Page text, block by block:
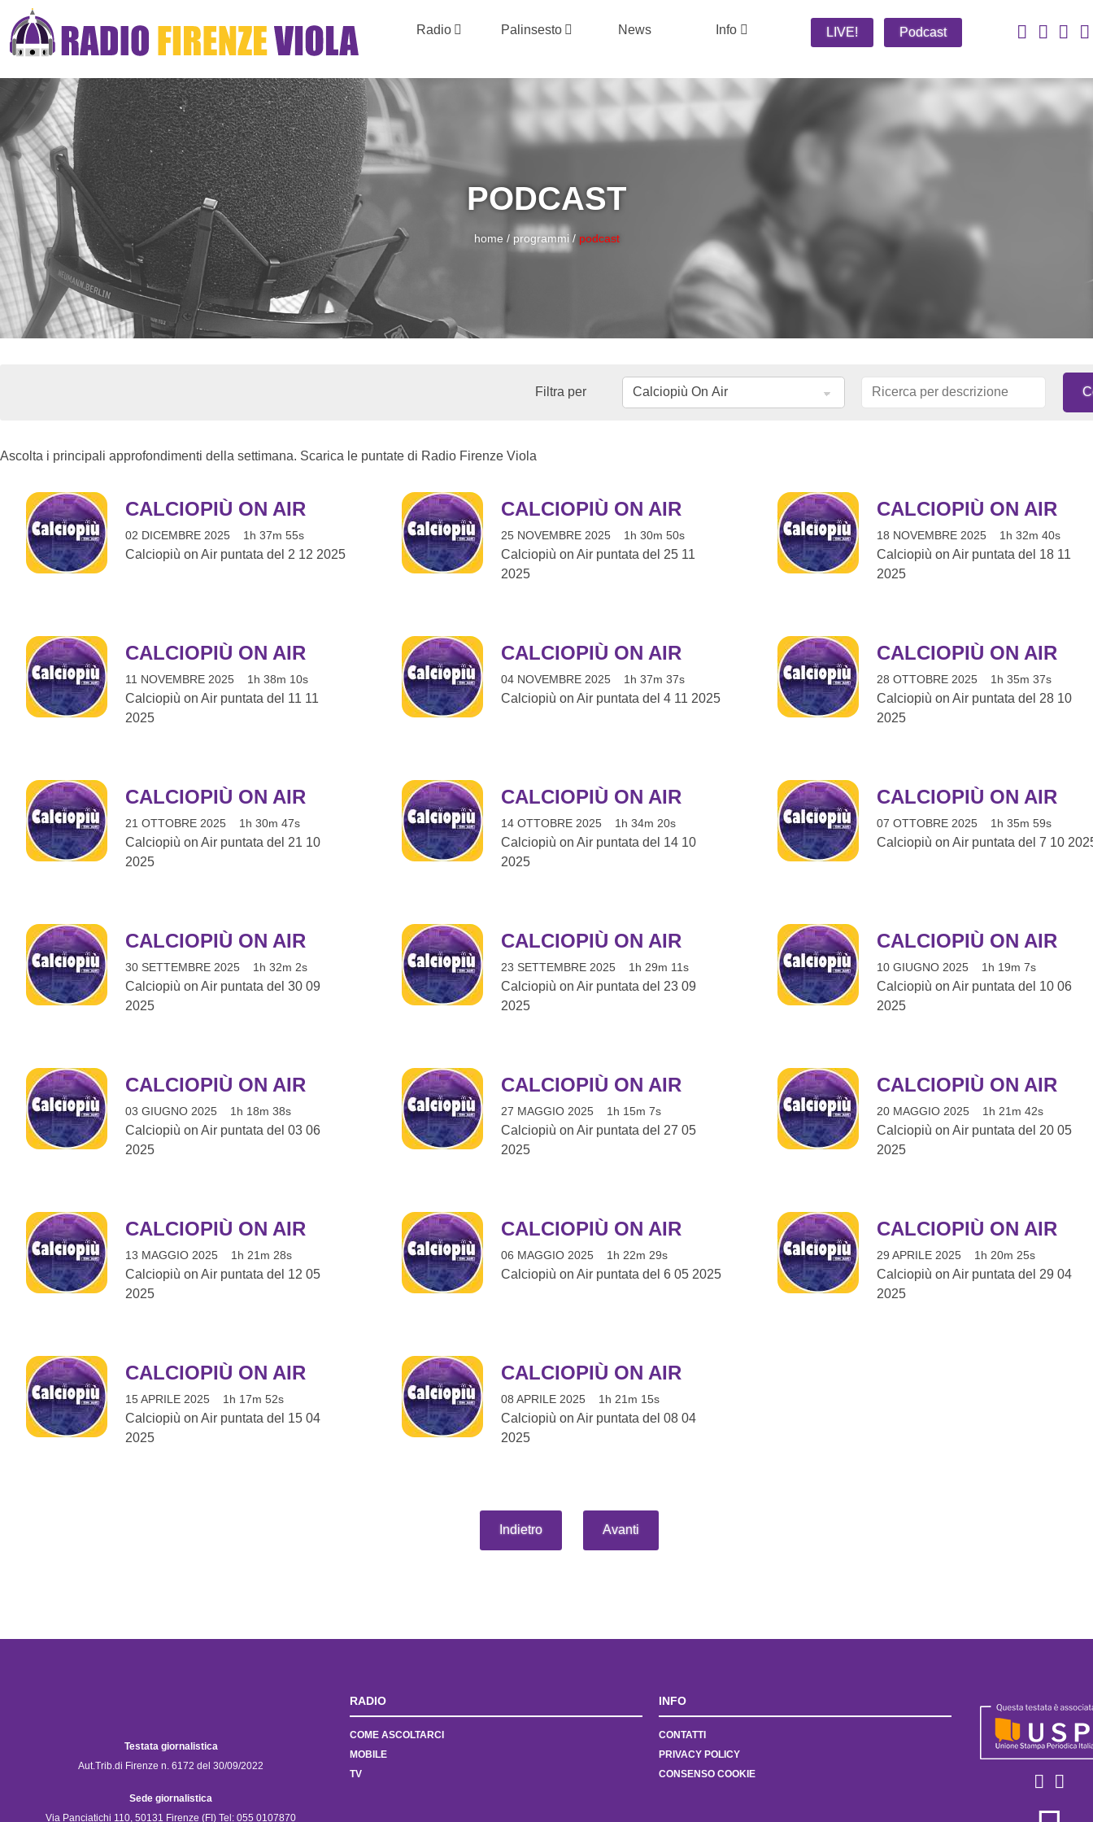
Radio Palinsesto News Info LIVE! Podcast
PODCAST
home / programmi / podcast
Filtra per
Ascolta i principali approfondimenti della settimana. Scarica le puntate di Radio Firenze Viola
CALCIOPIÙ ON AIR
02 DICEMBRE 2025 1h 37m 55s
Calciopiù on Air puntata del 2 12 2025
CALCIOPIÙ ON AIR
25 NOVEMBRE 2025 1h 30m 50s
Calciopiù on Air puntata del 25 11
2025
CALCIOPIÙ ON AIR
18 NOVEMBRE 2025 1h 32m 40s
Calciopiù on Air puntata del 18 11
2025
CALCIOPIÙ ON AIR
11 NOVEMBRE 2025 1h 38m 10s
Calciopiù on Air puntata del 11 11
2025
CALCIOPIÙ ON AIR
04 NOVEMBRE 2025 1h 37m 37s
Calciopiù on Air puntata del 4 11 2025
CALCIOPIÙ ON AIR
28 OTTOBRE 2025 1h 35m 37s
Calciopiù on Air puntata del 28 10
2025
CALCIOPIÙ ON AIR
21 OTTOBRE 2025 1h 30m 47s
Calciopiù on Air puntata del 21 10
2025
CALCIOPIÙ ON AIR
14 OTTOBRE 2025 1h 34m 20s
Calciopiù on Air puntata del 14 10
2025
CALCIOPIÙ ON AIR
07 OTTOBRE 2025 1h 35m 59s
Calciopiù on Air puntata del 7 10
CALCIOPIÙ ON AIR
30 SETTEMBRE 2025 1h 32m 2s
Calciopiù on Air puntata del 30 09
2025
CALCIOPIÙ ON AIR
23 SETTEMBRE 2025 1h 29m 11s
Calciopiù on Air puntata del 23 09
2025
CALCIOPIÙ ON AIR
10 GIUGNO 2025 1h 19m 7s
Calciopiù on Air puntata del 10 06
2025
CALCIOPIÙ ON AIR
03 GIUGNO 2025 1h 18m 38s
Calciopiù on Air puntata del 03 06
2025
CALCIOPIÙ ON AIR
27 MAGGIO 2025 1h 15m 7s
Calciopiù on Air puntata del 27 05
2025
CALCIOPIÙ ON AIR
20 MAGGIO 2025 1h 21m 42s
Calciopiù on Air puntata del 20 05
2025
CALCIOPIÙ ON AIR
13 MAGGIO 2025 1h 21m 28s
Calciopiù on Air puntata del 12 05
2025
CALCIOPIÙ ON AIR
06 MAGGIO 2025 1h 22m 29s
Calciopiù on Air puntata del 6 05 2025
CALCIOPIÙ ON AIR
29 APRILE 2025 1h 20m 25s
Calciopiù on Air puntata del 29 04
2025
CALCIOPIÙ ON AIR
15 APRILE 2025 1h 17m 52s
Calciopiù on Air puntata del 15 04
2025
CALCIOPIÙ ON AIR
08 APRILE 2025 1h 21m 15s
Calciopiù on Air puntata del 08 04
2025
Indietro Avanti
Testata giornalistica
Aut.Trib.di Firenze n. 6172 del 30/09/2022
Sede giornalistica
Via Panciatichi 110, 50131 Firenze (FI) Tel: 055 0107870
RADIO
COME ASCOLTARCI
MOBILE
TV
INFO
CONTATTI
PRIVACY POLICY
CONSENSO COOKIE